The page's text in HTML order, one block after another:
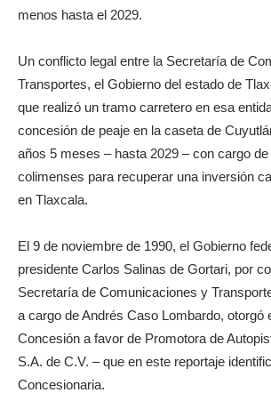
menos hasta el 2029.
Un conflicto legal entre la Secretaría de
Transportes, el Gobierno del estado de
que realizó un tramo carretero en esa
concesión de peaje en la caseta de
años 5 meses – hasta 2029 – con cargo
colimenses para recuperar una inversión
en Tlaxcala.
El 9 de noviembre de 1990, el Gobierno
presidente Carlos Salinas de Gortari, por
Secretaría de Comunicaciones y
a cargo de Andrés Caso Lombardo, otorgó
Concesión a favor de Promotora de
S.A. de C.V. – que en este reportaje
Concesionaria.